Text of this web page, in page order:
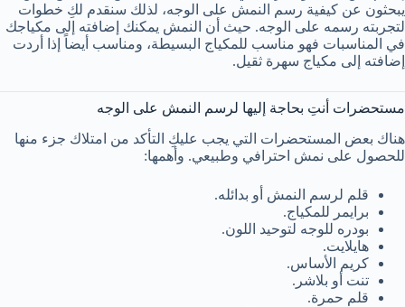
يبحثون عن كيفية رسم النمش على الوجه، لذلك سنقدم لكِ خطوات
لتجربته رسمه على الوجه. حيث أن النمش يمكنك إضافته إلى مكياجك
في المناسبات فهو مناسب للمكياج البسيطة، ومناسب أيضاً إذا أردت
إضافته إلى مكياج سهرة ثقيل.
مستحضرات أنتِ بحاجة إليها لرسم النمش على الوجه
هناك بعض المستحضرات التي يجب عليكِ التأكد من امتلاك جزء منها
للحصول على نمش احترافي وطبيعي. وأهمها:
قلم لرسم النمش أو بدائله.
برايمر للمكياج.
بودره للوجه لتوحيد اللون.
هايلايت.
كريم الأساس.
تنت أو بلاشر.
قلم حمرة.